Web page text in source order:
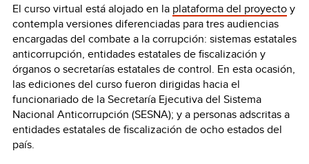
El curso virtual está alojado en la plataforma del proyectoy
contempla versiones diferenciadas para tres audiencias
encargadas del combate a la corrupción: sistemas estatales
anticorrupción, entidades estatales de fiscalización y
órganos o secretarías estatales de control. En esta ocasión,
las ediciones del curso fueron dirigidas hacia el
funcionariado de la Secretaría Ejecutiva del Sistema
Nacional Anticorrupción (SESNA); y a personas adscritas a
entidades estatales de fiscalización de ocho estados del
país.